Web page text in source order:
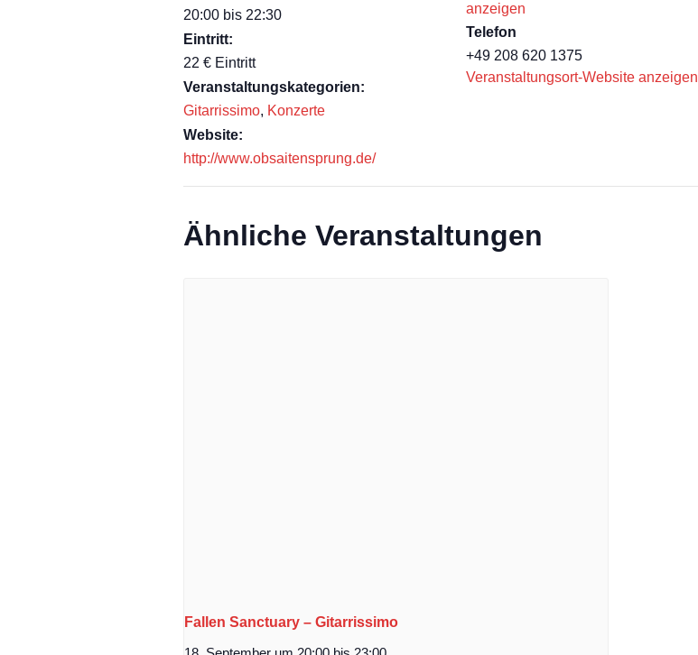
20:00 bis 22:30
Eintritt:
22 € Eintritt
Veranstaltungskategorien:
Gitarrissimo, Konzerte
Website:
http://www.obsaitensprung.de/
anzeigen
Telefon
+49 208 620 1375
Veranstaltungsort-Website anzeigen
Ähnliche Veranstaltungen
Fallen Sanctuary – Gitarrissimo